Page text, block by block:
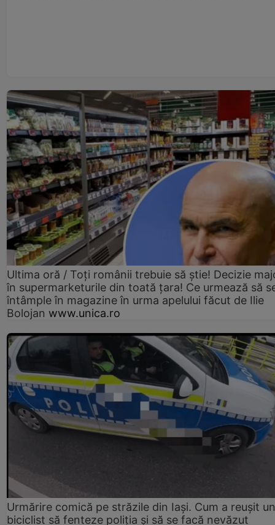
Ultima oră / Toți românii trebuie să știe! Decizie
în supermarketurile din toată țara! Ce urmează să
întâmple în magazine în urma apelului făcut de Ilie
Bolojan www.unica.ro
Urmărire comică pe străzile din Iași. Cum a reușit un
biciclist să fenteze poliția și să se facă nevăzut